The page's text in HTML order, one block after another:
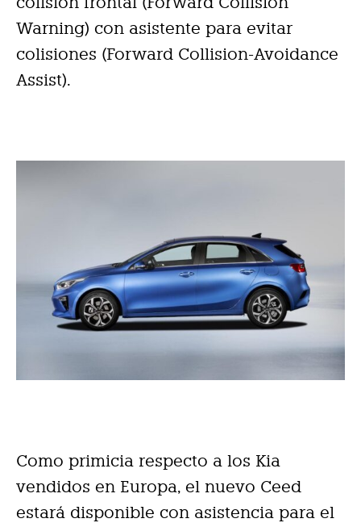
Warning) con asistente para evitar
colisiones (Forward Collision-Avoidance
Assist).
Como primicia respecto a los Kia
vendidos en Europa, el nuevo Ceed
estará disponible con asistencia para el